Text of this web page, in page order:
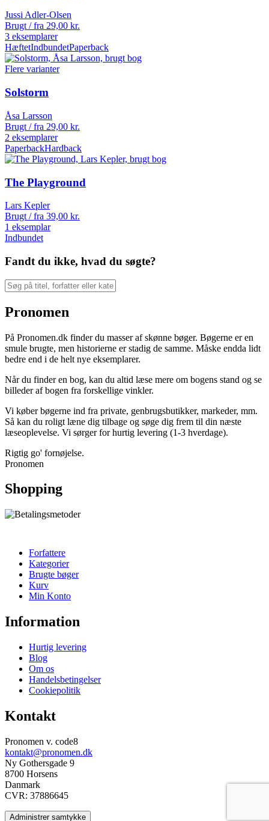
Jussi Adler-Olsen
Brugt / fra 29,00 kr.
3 eksemplarer
HæftetIndbundetPaperback
Flere varianter
Solstorm
Åsa Larsson
Brugt / fra 29,00 kr.
2 eksemplarer
PaperbackHardback
The Playground
Lars Kepler
Brugt / fra 39,00 kr.
1 eksemplar
Indbundet
Fandt du ikke, hvad du søgte?
Pronomen
På Pronomen.dk finder du masser af skønne bøger. Bøgerne er en
smule brugte, men historierne er stadig de samme. Måske endda lidt
bedre end i de helt nye eksemplarer.
Når du finder en bog, kan du altid læse mere om bogens stand og se
billeder af bogen fra forskellige vinkler.
Vi køber bøgerne ind fra private, genbrugsbutikker, markeder, mm.
Så kan du roligt læne dig tilbage og søge dig frem til din næste
læseoplevelse. Vi sørger for hurtig levering (1-3 hverdage).
Rigtig go' fornøjelse.
Pronomen
Shopping
Forfattere
Kategorier
Brugte bøger
Kurv
Min Konto
Information
Hurtig levering
Blog
Om os
Handelsbetingelser
Cookiepolitik
Kontakt
Pronomen v. code8
kontakt@pronomen.dk
Ny Gothersgade 9
8700 Horsens
Danmark
CVR: 37886645
Administrer samtykke